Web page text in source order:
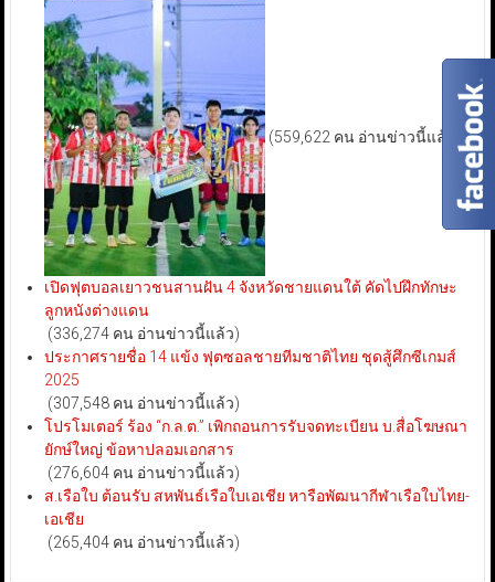
(559,622 คน อ่านข่าวนี้แล้ว)
เปิดฟุตบอลเยาวชนสานฝัน 4 จังหวัดชายแดนใต้ คัดไปฝึกทักษะ
ลูกหนังต่างแดน
(336,274 คน อ่านข่าวนี้แล้ว)
ประกาศรายชื่อ 14 แข้ง ฟุตซอลชายทีมชาติไทย ชุดสู้ศึกซีเกมส์
2025
(307,548 คน อ่านข่าวนี้แล้ว)
โปรโมเตอร์ ร้อง “ก.ล.ต.” เพิกถอนการรับจดทะเบียน บ.สื่อโฆษณา
ยักษ์ใหญ่ ข้อหาปลอมเอกสาร
(276,604 คน อ่านข่าวนี้แล้ว)
ส.เรือใบ ต้อนรับ สหพันธ์เรือใบเอเชีย หารือพัฒนากีฬาเรือใบไทย-
เอเชีย
(265,404 คน อ่านข่าวนี้แล้ว)